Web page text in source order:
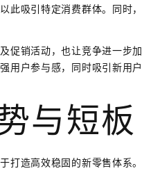
此吸引特定消费群体。同时
促销活动，也让竞争进一步
用户参与感，同时吸引新用
与短板
打造高效稳固的新零售体系